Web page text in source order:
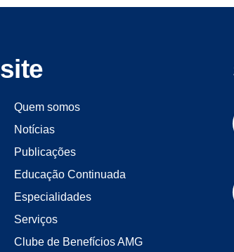
site
Quem somos
Notícias
Publicações
Educação Continuada
Especialidades
Serviços
Clube de Benefícios AMG